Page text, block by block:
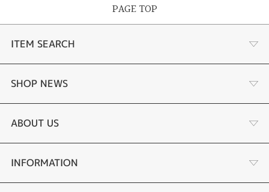
PAGE TOP
ITEM SEARCH
婚約指輪
結婚指輪
セットリング
SHOP NEWS
選ばれる理由まとめ
お客様の声
ABOUT US
会社概要
INFORMATION